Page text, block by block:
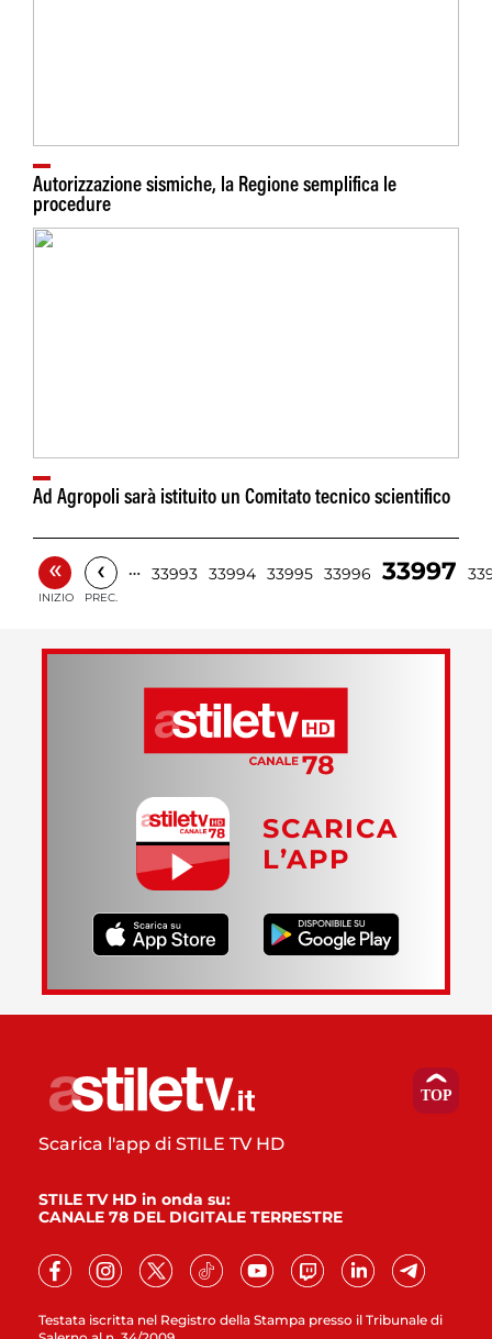
Autorizzazione sismiche, la Regione semplifica le
procedure
Ad Agropoli sarà istituito un Comitato tecnico scientifico
«
INIZIO
‹
PREC.
… 33993 33994 33995 33996 33997
SCARICA
L’APP
Testata iscritta nel Registro della Stampa presso il Tribunale di
Scarica l'app di STILE TV HD
STILE TV HD in onda su:
CANALE 78 DEL DIGITALE TERRESTRE